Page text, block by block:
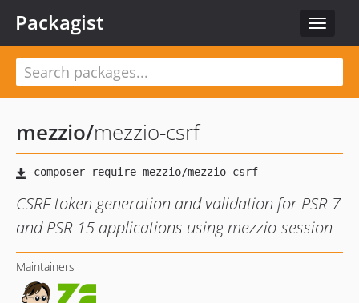
Toggle
Packagist
mezzio/mezzio-csrf
CSRF token generation and validation for PSR-7
and PSR-15 applications using mezzio-session
Maintainers